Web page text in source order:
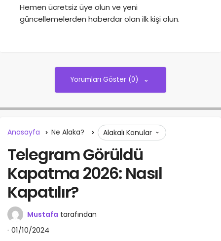
Hemen ücretsiz üye olun ve yeni
güncellemelerden haberdar olan ilk kişi olun.
Yorumları Göster (0)
Anasayfa Ne Alaka? Alakalı Konular
Telegram Görüldü
Kapatma 2026: Nasıl
Kapatılır?
Mustafa tarafından
01/10/2024